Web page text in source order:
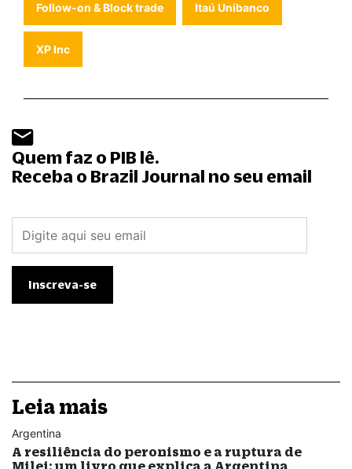
Follow-on & Block trade Itaú Unibanco
XP Inc
Quem faz o PIB lê.
Receba o Brazil Journal no seu email
Leia mais
Argentina
A resiliência do peronismo e a ruptura de
Milei: um livro que explica a Argentina